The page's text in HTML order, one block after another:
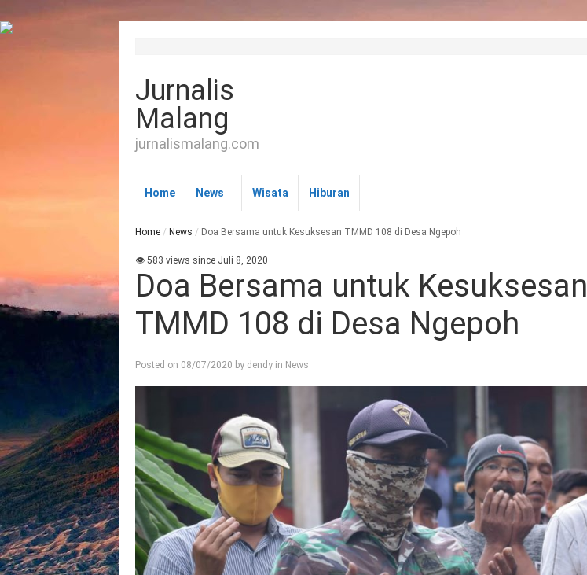
Jurnalis
Malang
jurnalismalang.com
Home News Wisata Hiburan
Home / News / Doa Bersama untuk Kesuksesan TMMD 108 di Desa Ngepoh
👁 583 views since Juli 8, 2020
Doa Bersama untuk Kesuksesan
TMMD 108 di Desa Ngepoh
Posted on 08/07/2020 by dendy in News